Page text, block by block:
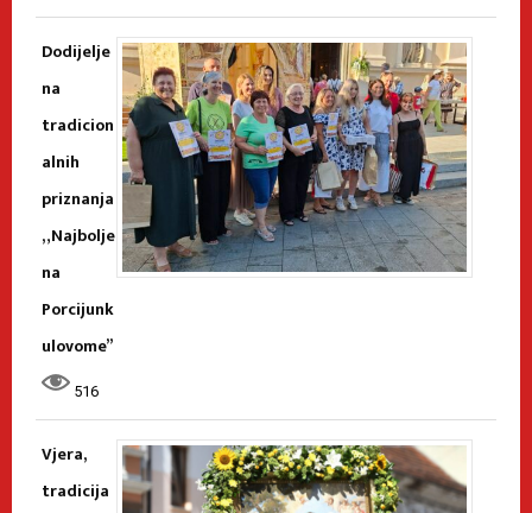
Dodijelje
na
tradicion
alnih
priznanja
„Najbolje
na
Porcijunk
ulovome”
516
Vjera,
tradicija